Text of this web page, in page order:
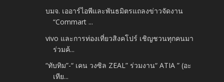
บมจ. เออาร์ไอพีและพันธมิตรแถลงข่าวจัดงาน
“Commart ...
vivo และการท่องเที่ยวสิงคโปร์ เชิญชวนทุกคนมา
ร่วมค้...
“ทับทิม”-“ เคน วงซิล ZEAL” ร่วมงาน“ ATIA ” (อะ
เทีย...